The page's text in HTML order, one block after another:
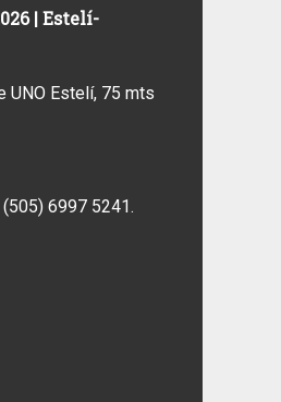
| Estelí-
UNO Estelí, 75 mts
(505) 6997 5241.